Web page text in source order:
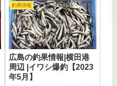
釣果情報
広島の釣果情報|横田港
周辺 |イワシ爆釣【2023
年5月】